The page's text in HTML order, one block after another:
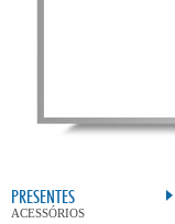
PRESENTES
ACESSÓRIOS